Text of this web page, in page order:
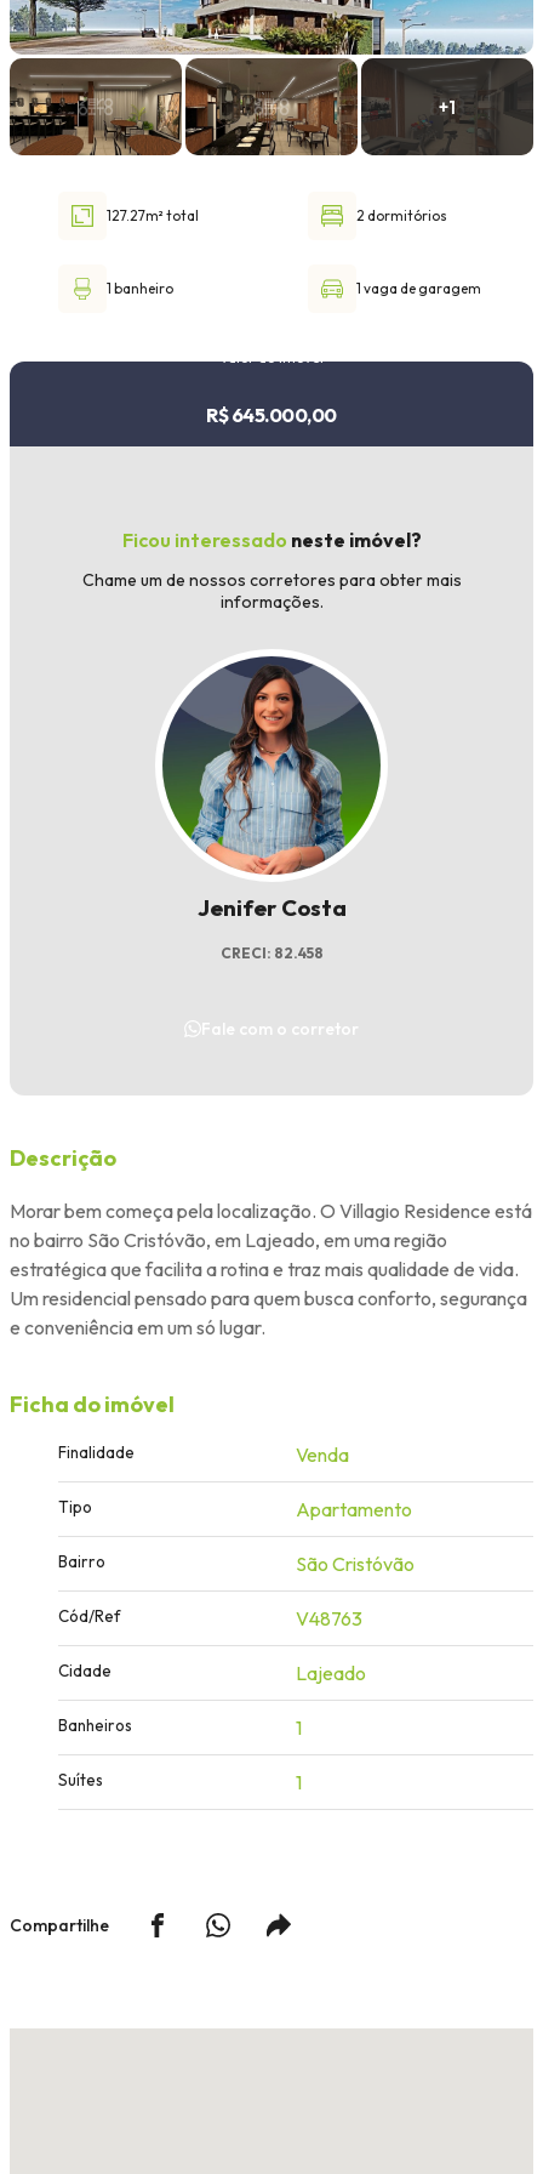
Faixa de valor
30.000,00até1.000.000,00 ou +
127.27m² total 2 dormitórios
1 banheiro 1 vaga de garagem
R$ 645.000,00
Ficou interessado neste imóvel?
Chame um de nossos corretores para obter mais
informações.
Jenifer Costa
CRECI: 82.458
Fale com o corretor
Descrição
Morar bem começa pela localização. O Villagio Residence está
no bairro São Cristóvão, em Lajeado, em uma região
estratégica que facilita a rotina e traz mais qualidade de vida.
Um residencial pensado para quem busca conforto, segurança
e conveniência em um só lugar.
Ficha do imóvel
Finalidade Venda
Tipo Apartamento
Bairro São Cristóvão
Cód/Ref V48763
Cidade Lajeado
Banheiros 1
Suítes 1
Compartilhe